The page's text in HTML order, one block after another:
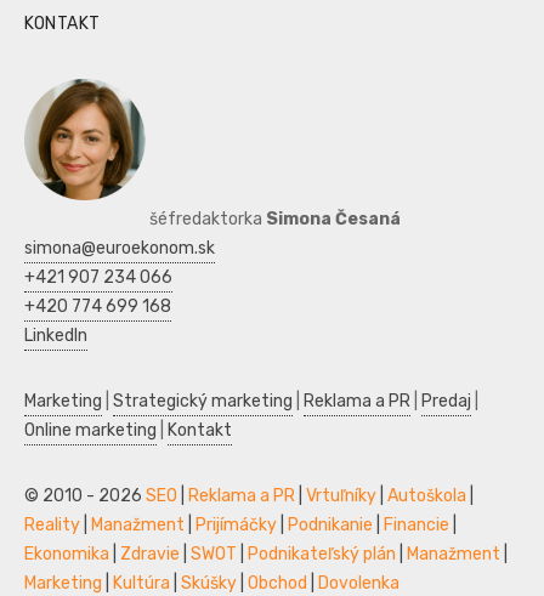
KONTAKT
šéfredaktorka Simona Česaná
simona@euroekonom.sk
+421 907 234 066
+420 774 699 168
LinkedIn
Marketing Strategický marketing Reklama a PR Predaj
Online marketing
Kontakt
© 2010 - 2026 SEO Reklama a PR Vrtuľníky Autoškola
Reality
Manažment Prijímáčky Podnikanie Financie
Ekonomika
Zdravie SWOT Podnikateľský plán Manažment
Marketing
Kultúra Skúšky Obchod Dovolenka